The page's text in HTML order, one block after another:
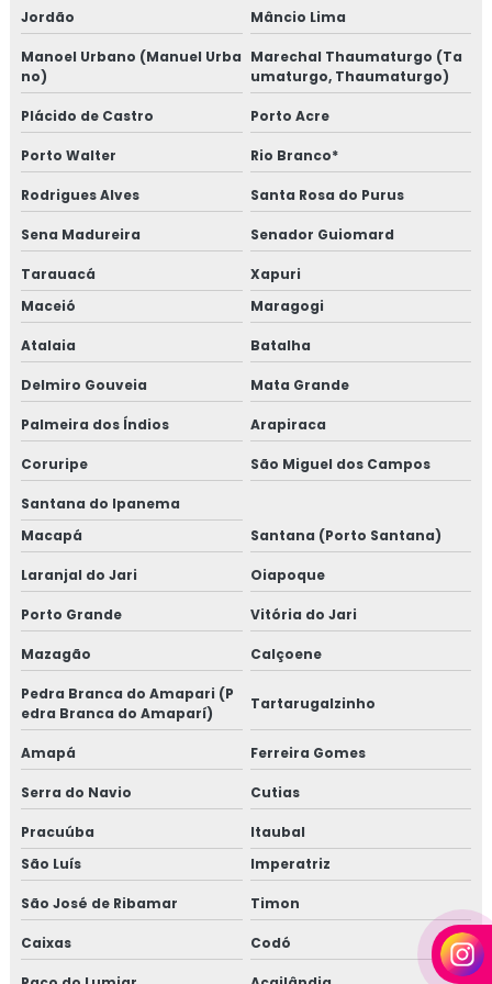
Jordão Mâncio Lima
Manoel Urbano (Manuel Urba
no)
Marechal Thaumaturgo (Ta
umaturgo, Thaumaturgo)
Plácido de Castro Porto Acre
Porto Walter Rio Branco*
Rodrigues Alves Santa Rosa do Purus
Sena Madureira Senador Guiomard
Tarauacá
Xapuri
Maceió
Maragogi
Atalaia Batalha
Delmiro Gouveia Mata Grande
Palmeira dos Índios Arapiraca
Coruripe São Miguel dos Campos
Santana do Ipanema
Macapá
Santana (Porto Santana)
Laranjal do Jari Oiapoque
Porto Grande Vitória do Jari
Mazagão Calçoene
Pedra Branca do Amapari (P
edra Branca do Amaparí)
Tartarugalzinho
Amapá Ferreira Gomes
Serra do Navio Cutias
Pracuúba
Itaubal
São Luís
Imperatriz
São José de Ribamar Timon
Caixas Codó